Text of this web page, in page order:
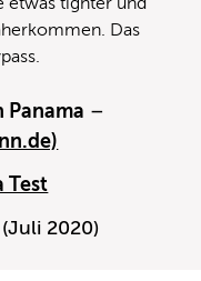
Das
Panama –
Test
2020)